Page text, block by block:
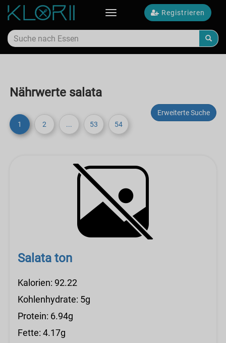
Registrieren
Toggle
Nährwerte salata
Erweiterte Suche
1
2 ... 53 54
Salata ton
Kalorien: 92.22
Kohlenhydrate: 5g
Protein: 6.94g
Fette: 4.17g